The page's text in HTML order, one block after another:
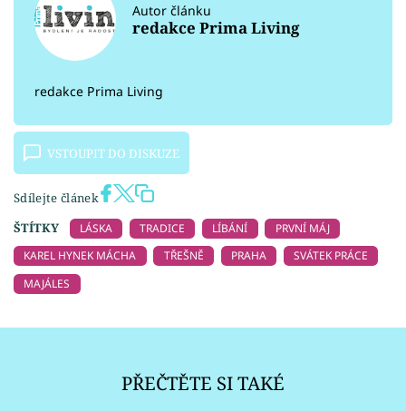
Autor článku
redakce Prima Living
redakce Prima Living
VSTOUPIT DO DISKUZE
Sdílejte článek
ŠTÍTKY
LÁSKA TRADICE LÍBÁNÍ
PRVNÍ MÁJ
KAREL HYNEK MÁCHA
TŘEŠNĚ PRAHA
SVÁTEK PRÁCE
MAJÁLES
PŘEČTĚTE SI TAKÉ